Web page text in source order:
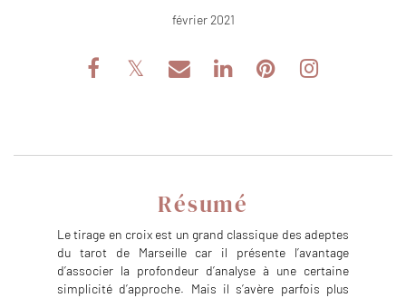
février 2021
Résumé
Le tirage en croix est un grand classique des adeptes
du tarot de Marseille car il présente l’avantage
d’associer la profondeur d’analyse à une certaine
simplicité d’approche. Mais il s’avère parfois plus